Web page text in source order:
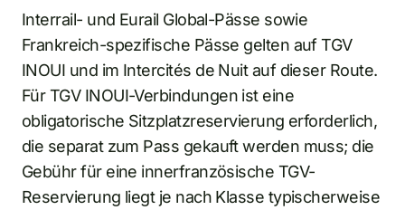
Interrail- und Eurail Global-Pässe sowie
Frankreich-spezifische Pässe gelten auf TGV
INOUI und im Intercités de Nuit auf dieser Route.
Für TGV INOUI-Verbindungen ist eine
obligatorische Sitzplatzreservierung erforderlich,
die separat zum Pass gekauft werden muss; die
Gebühr für eine innerfranzösische TGV-
Reservierung liegt je nach Klasse typischerweise